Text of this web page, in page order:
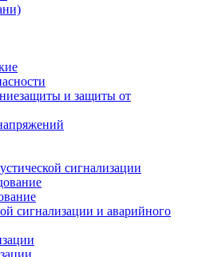
и защиты от
сигнализации
сигнализации и аварийного